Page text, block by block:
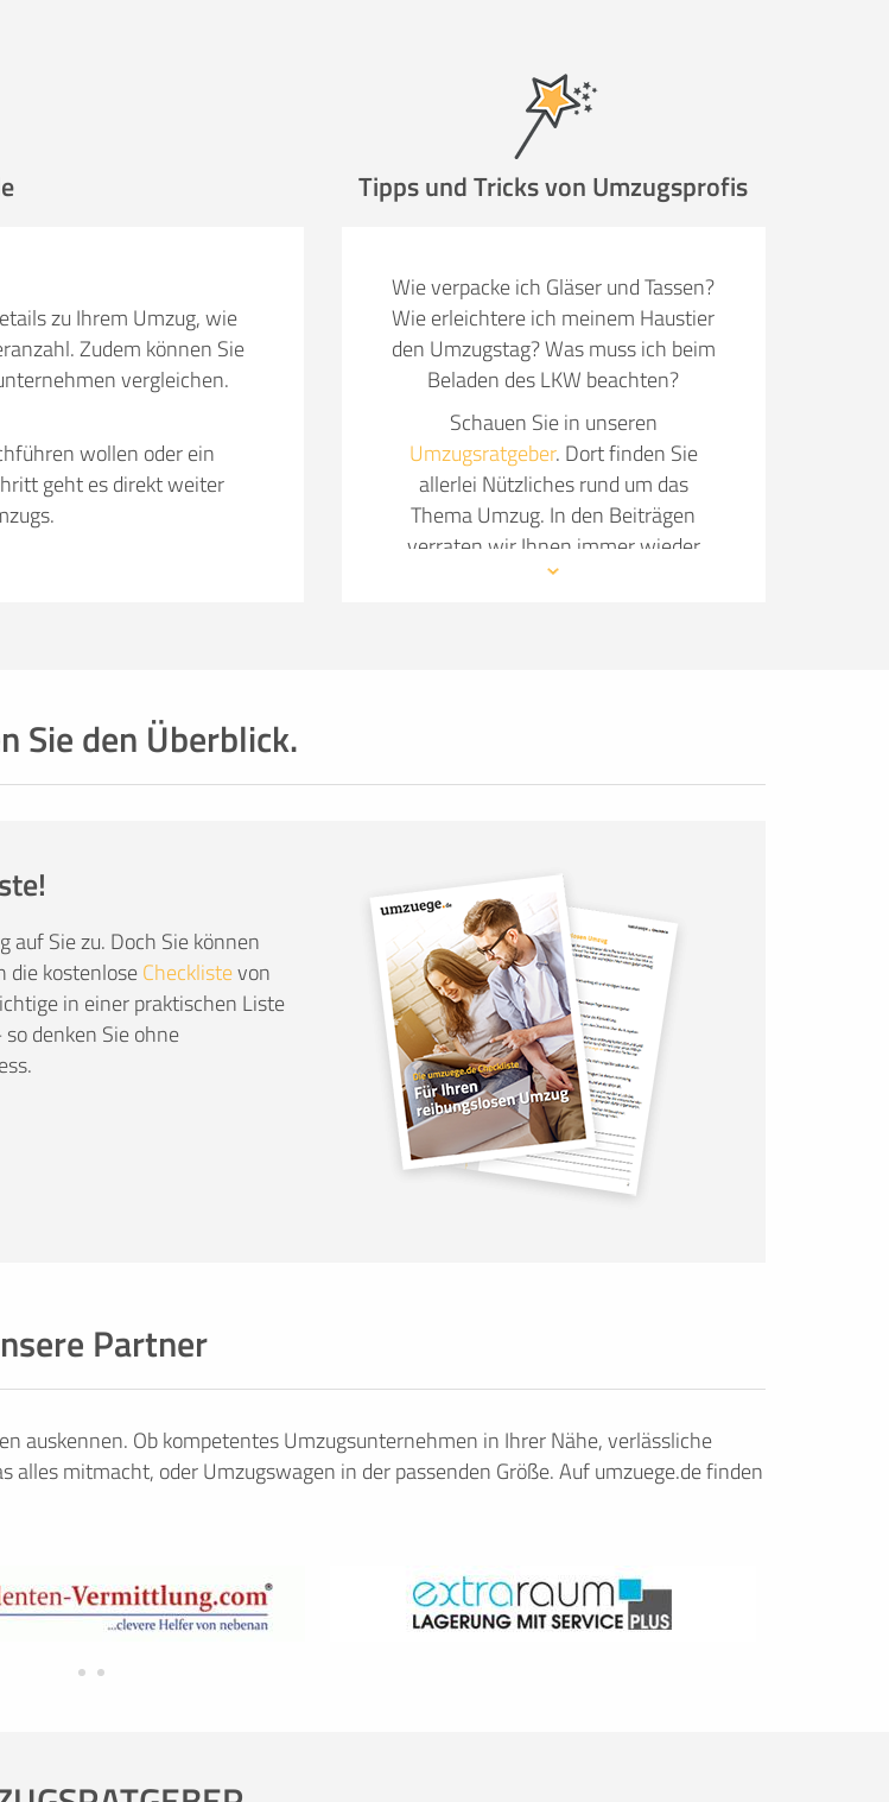
.
Mit Umzugsunternehmen
Stunden
Stunden
KOSTENSCHÄTZUNG:
€ -€
ICH MÖCHTE ANGEBOTE ANFORDERN
zu Ihrem Umzug, wie
Zudem können Sie
vergleichen.
wollen oder ein
geht es direkt weiter
Tipps und Tricks von Umzugsprofis
Wie verpacke ich Gläser und Tassen?
Wie erleichtere ich meinem Haustier
den Umzugstag? Was muss ich beim
Beladen des LKW beachten?
Schauen Sie in unseren
Umzugsratgeber. Dort finden Sie
allerlei Nützliches rund um das
Thema Umzug. In den Beiträgen
verraten wir Ihnen immer wieder
neue Details, wie Sie Ihren Umzug so
Sie den Überblick.
auf Sie zu. Doch Sie können
die kostenloseChecklistevon
in einer praktischen Liste
denken Sie ohne
Partner
auskennen. Ob kompetentes Umzugsunternehmen in Ihrer Nähe, verlässliche
alles mitmacht, oder Umzugswagen in der passenden Größe. Auf umzuege.de finden